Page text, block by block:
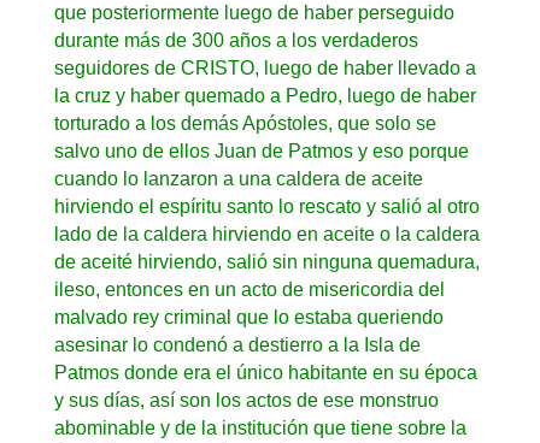
que posteriormente luego de haber perseguido
durante más de 300 años a los verdaderos
seguidores de CRISTO, luego de haber llevado a
la cruz y haber quemado a Pedro, luego de haber
torturado a los demás Apóstoles, que solo se
salvo uno de ellos Juan de Patmos y eso porque
cuando lo lanzaron a una caldera de aceite
hirviendo el espíritu santo lo rescato y salió al otro
lado de la caldera hirviendo en aceite o la caldera
de aceité hirviendo, salió sin ninguna quemadura,
ileso, entonces en un acto de misericordia del
malvado rey criminal que lo estaba queriendo
asesinar lo condenó a destierro a la Isla de
Patmos donde era el único habitante en su época
y sus días, así son los actos de ese monstruo
abominable y de la institución que tiene sobre la